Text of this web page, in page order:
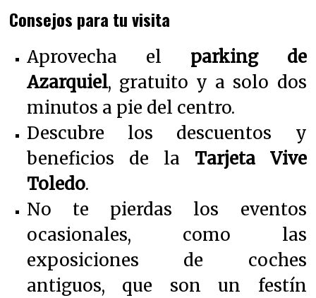
Consejos para tu visita
Aprovecha el parking de
Azarquiel, gratuito y a solo dos
minutos a pie del centro.
Descubre los descuentos y
beneficios de la Tarjeta Vive
Toledo.
No te pierdas los eventos
ocasionales, como las
exposiciones de coches
antiguos, que son un festín